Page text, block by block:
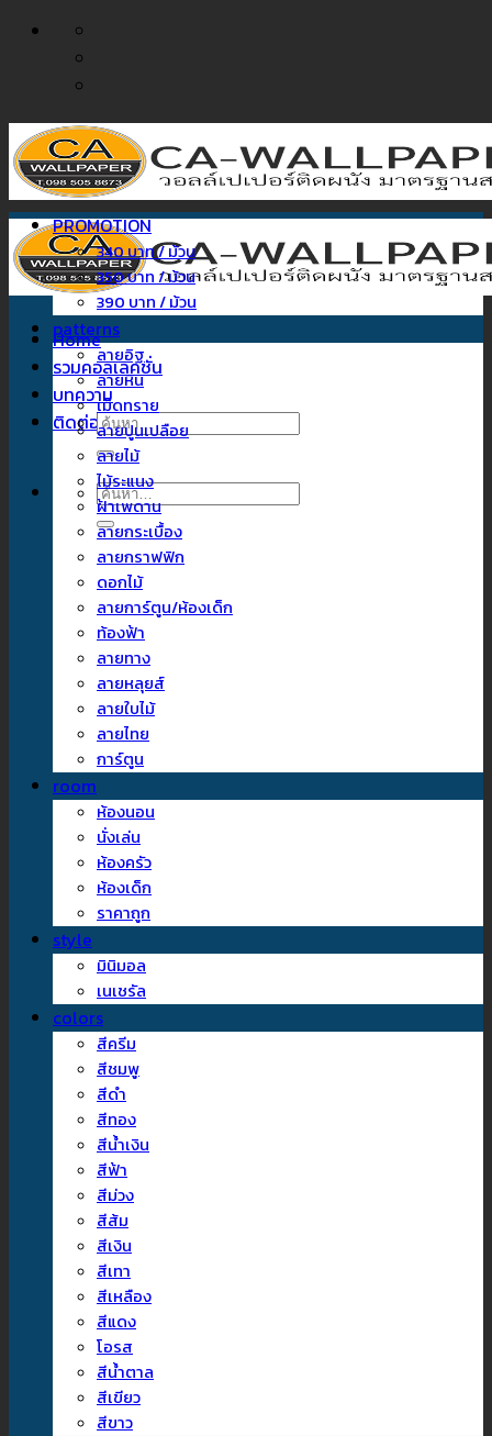
ข้าม
Home
รวมคอลเลคชั่น
บทความ
ติดต่อเรา
ค้นหา:
ค้นหา:
PROMOTION
340 บาท / ม้วน
350 บาท / ม้วน
390 บาท / ม้วน
patterns
ลายอิฐ
ลายหิน
เม็ดทราย
ลายปูนเปลือย
ลายไม้
ไม้ระแนง
ฝ้าเพดาน
ลายกระเบื้อง
ลายกราฟฟิก
ดอกไม้
ลายการ์ตูน/ห้องเด็ก
ท้องฟ้า
ลายทาง
ลายหลุยส์
ลายใบไม้
ลายไทย
การ์ตูน
room
ห้องนอน
นั่งเล่น
ห้องครัว
ห้องเด็ก
ราคาถูก
style
มินิมอล
เนเชรัล
colors
สีครีม
สีชมพู
สีดำ
สีทอง
สีน้ำเงิน
สีฟ้า
สีม่วง
สีส้ม
สีเงิน
สีเทา
สีเหลือง
สีแดง
โอรส
สีน้ำตาล
สีเขียว
สีขาว